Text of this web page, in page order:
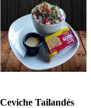
Ceviche Tailandés